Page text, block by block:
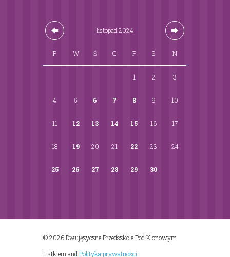
listopad 2024
P W Ś C P S N
1 2 3
4 5 6 7 8 9 10
11 12 13 14 15 16 17
18 19 20 21 22 23 24
25 26 27 28 29 30
© 2026 Dwujęzyczne Przedszkole Pod Klonowym
Listkiem and Polityka prywatności